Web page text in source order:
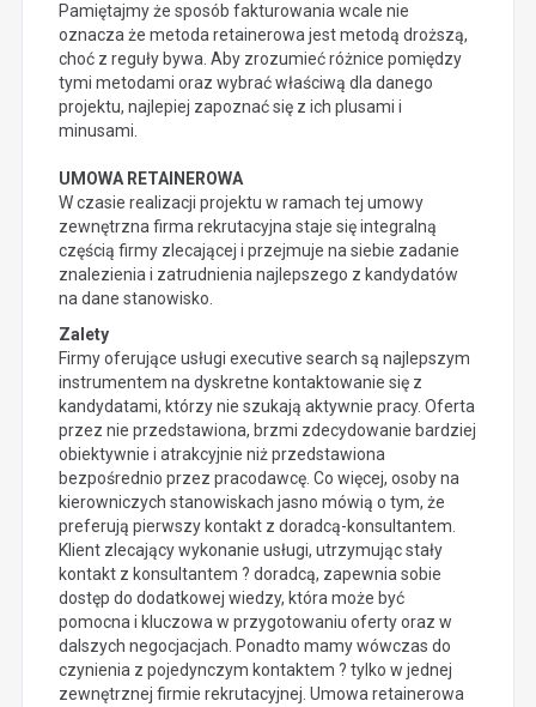
Pamiętajmy że sposób fakturowania wcale nie
oznacza że metoda retainerowa jest metodą droższą,
choć z reguły bywa. Aby zrozumieć różnice pomiędzy
tymi metodami oraz wybrać właściwą dla danego
projektu, najlepiej zapoznać się z ich plusami i
minusami.
UMOWA RETAINEROWA
W czasie realizacji projektu w ramach tej umowy
zewnętrzna firma rekrutacyjna staje się integralną
częścią firmy zlecającej i przejmuje na siebie zadanie
znalezienia i zatrudnienia najlepszego z kandydatów
na dane stanowisko.
Zalety
Firmy oferujące usługi executive search są najlepszym
instrumentem na dyskretne kontaktowanie się z
kandydatami, którzy nie szukają aktywnie pracy. Oferta
przez nie przedstawiona, brzmi zdecydowanie bardziej
obiektywnie i atrakcyjnie niż przedstawiona
bezpośrednio przez pracodawcę. Co więcej, osoby na
kierowniczych stanowiskach jasno mówią o tym, że
preferują pierwszy kontakt z doradcą-konsultantem.
Klient zlecający wykonanie usługi, utrzymując stały
kontakt z konsultantem ? doradcą, zapewnia sobie
dostęp do dodatkowej wiedzy, która może być
pomocna i kluczowa w przygotowaniu oferty oraz w
dalszych negocjacjach. Ponadto mamy wówczas do
czynienia z pojedynczym kontaktem ? tylko w jednej
zewnętrznej firmie rekrutacyjnej. Umowa retainerowa